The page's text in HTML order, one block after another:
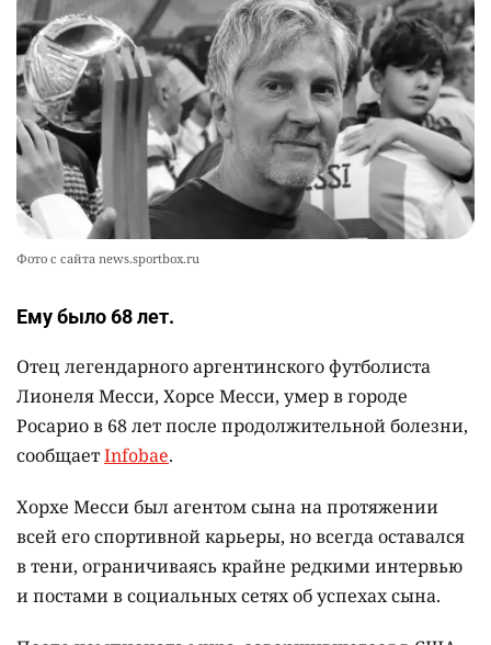
10
🪱 "Мы думаем, что правим миром, но это не
так". Как дьявольские черви меняют наше
представление о жизни на Земле
2367 0 13
Фото с сайта news.sportbox.ru
Ему было 68 лет.
Отец легендарного аргентинского футболиста
Лионеля Месси, Хорсе Месси, умер в городе
Росарио в 68 лет после продолжительной болезни,
сообщаетInfobae.
Хорхе Месси был агентом сына на протяжении
всей его спортивной карьеры, но всегда оставался
в тени, ограничиваясь крайне редкими интервью
и постами в социальных сетях об успехах сына.